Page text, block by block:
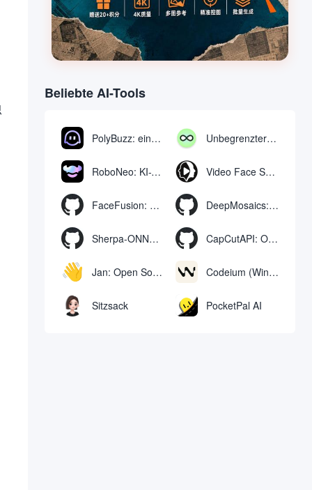
Beliebte AI-Tools
PolyBuzz: eine kostenlose Chat- und Rollenspielplattform für die Interaktion mit KI-Charakteren Unbegrenzter AI-Chat: kostenloses unbegrenztes AI-Chat-Tool
RoboNeo: KI-Tool zur Erstellung und Bearbeitung von Videos und Bildern per Chat Video Face Swap
FaceFusion: Video Face Swap Enhancement Tool | Voice Sync Video Mouth Moves DeepMosaics: Automatisches Entfernen von Mosaiken aus oder Hinzufügen von Mosaiken zu Bildern und Videos
Sherpa-ONNX: Offline-Spracherkennung und -synthese mit ONNXRuntime CapCutAPI: Open-Source-Tool zur automatischen Steuerung von CapCut-Videoclips
Jan: Open Source Offline-KI-Assistent, ChatGPT-Ersatz, lokale KI-Modelle oder Verbindung zur Cloud-KI Codeium (Windsurf Editor): kostenloses KI-Code-Vervollständigungs- und Chat-Tool, Windsurf schreibt den kompletten Projektcode in einer dialogorientierten Weise
Sitzsack PocketPal AI